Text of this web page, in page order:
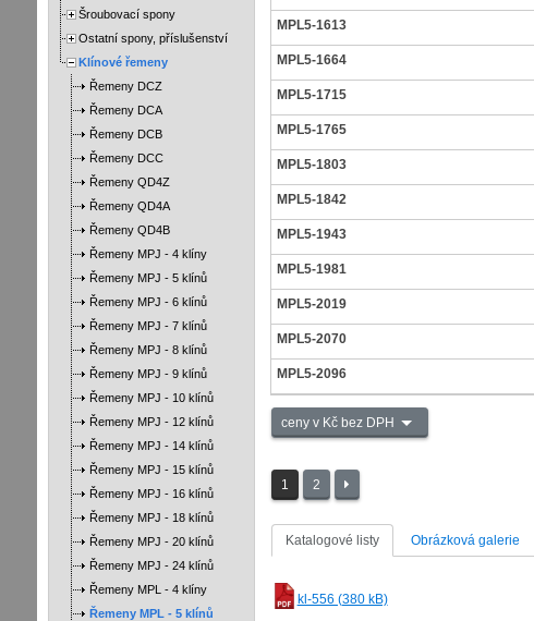
MPL5-1613
MPL5-1664
MPL5-1715
MPL5-1765
MPL5-1803
MPL5-1842
MPL5-1943
MPL5-1981
MPL5-2019
MPL5-2070
MPL5-2096
ceny v Kč bez DPH
1 2
Katalogové listy Obrázková galerie
kl-556 (380 kB)
Šroubovací spony
Ostatní spony, příslušenství
Klínové řemeny
Řemeny DCZ
Řemeny DCA
Řemeny DCB
Řemeny DCC
Řemeny QD4Z
Řemeny QD4A
Řemeny QD4B
Řemeny MPJ - 4 klíny
Řemeny MPJ - 5 klínů
Řemeny MPJ - 6 klínů
Řemeny MPJ - 7 klínů
Řemeny MPJ - 8 klínů
Řemeny MPJ - 9 klínů
Řemeny MPJ - 10 klínů
Řemeny MPJ - 12 klínů
Řemeny MPJ - 14 klínů
Řemeny MPJ - 15 klínů
Řemeny MPJ - 16 klínů
Řemeny MPJ - 18 klínů
Řemeny MPJ - 20 klínů
Řemeny MPJ - 24 klínů
Řemeny MPL - 4 klíny
Řemeny MPL - 5 klínů